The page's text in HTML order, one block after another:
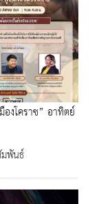
องโคราช” อาทิตย์
พันธ์